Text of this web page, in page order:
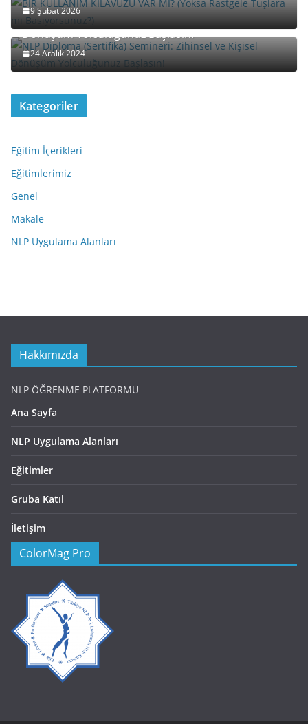
9 Şubat 2026
NLP Diploma (Sertifika) Semineri: Zihinsel ve Kişisel
Dönüşüm Yolculuğunuz Başlasın!
24 Aralık 2024
Kategoriler
Eğitim İçerikleri
Eğitimlerimiz
Genel
Makale
NLP Uygulama Alanları
Hakkımızda
NLP ÖĞRENME PLATFORMU
Ana Sayfa
NLP Uygulama Alanları
Eğitimler
Gruba Katıl
İletişim
ColorMag Pro